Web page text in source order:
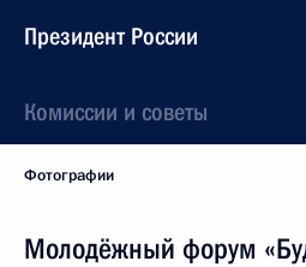
Президент России
Комиссии и советы
Фотографии
Молодёжный форум